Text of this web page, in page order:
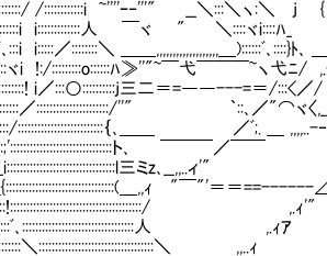
/::::::::::::i ~''''ｰ‐'''" __＼:::＼ヽ:＼ j {
i:::::::::::::人 ￣ヾ " ＼::::ヾi::::ﾊ_
i:::::／::::::::＼ ＿＿,,,,,,,,,,,,,,,,,,,＿)::::::ﾞ､::::}ﾄ､
ヾi !:/:::::::::o::::::ﾊ≫''"~￣弋￣￣￣~ヽ弋ﾆ/
i／:::○::::::::::j三二＝=――---=＝/:::<／/
／::::::::::::::::::::::/''" ｀::､／"⌒ヾ〈
::::::::::::::::::::::::::｛､＿＿ ／ﾞ;. ＿ ,,,,..-
ト､ ￣￣￣／￣￣
三ミz､__,,..ィ'"
＿,,ｨ㌢"￣"'＝＝==------∠
,.ｨ'" ￣
ﾞ､::::::::::::::::::::::::::::::::::人 ,.
＼:::::::::::::::::::::::::::::::::::＼ ,,..ｨ